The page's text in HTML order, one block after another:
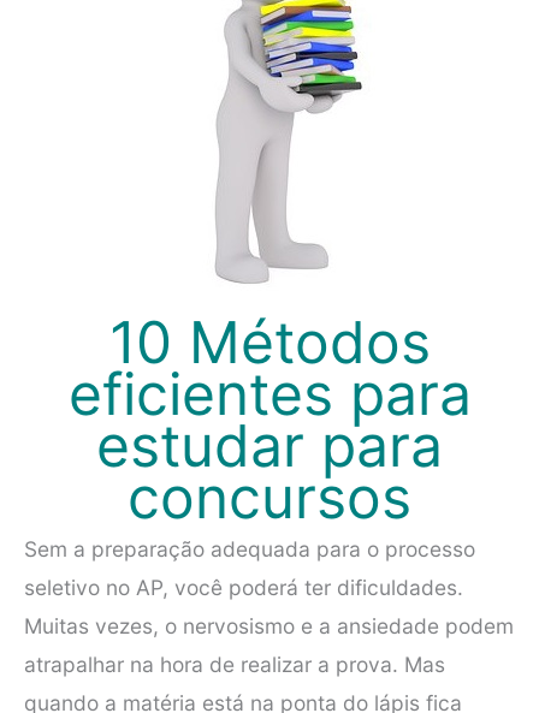
10 Métodos
eficientes para
estudar para
concursos
Sem a preparação adequada para o processo
seletivo no AP, você poderá ter dificuldades.
Muitas vezes, o nervosismo e a ansiedade podem
atrapalhar na hora de realizar a prova. Mas
quando a matéria está na ponta do lápis fica